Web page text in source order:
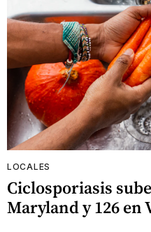
LOCALES
Ciclosporiasis
Maryland y 126 en